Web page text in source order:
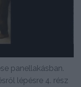
panellakásban.
lépésre 4. rész